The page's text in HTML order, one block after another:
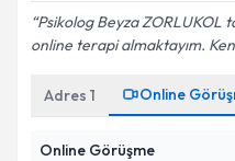
Psikolog Beyza ZORLUKOL
online terapi almaktayım.
Adres 1 Online
Online Görüşme